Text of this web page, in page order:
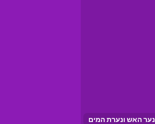
נער האש ונערת המים